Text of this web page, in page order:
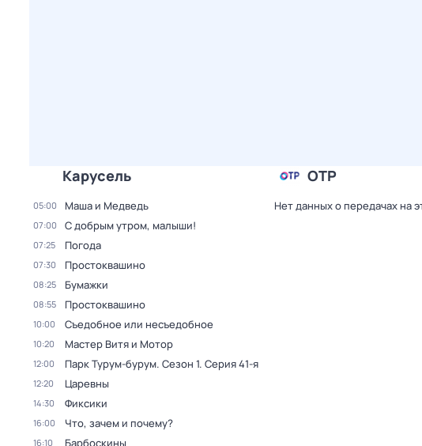
Карусель
05:00 Маша и Медведь
07:00 С добрым утром, малыши!
07:25 Погода
07:30 Простоквашино
08:25 Бумажки
08:55 Простоквашино
10:00 Съедобное или несъедобное
10:20 Мастер Витя и Мотор
12:00 Парк Турум-бурум. Сезон 1. Серия 41-я
12:20 Царевны
14:30 Фиксики
16:00 Что, зачем и почему?
16:10 Барбоскины
ОТР
Нет данных о передачах на